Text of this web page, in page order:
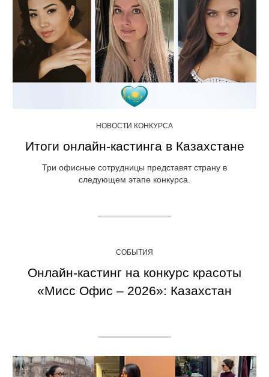
НОВОСТИ КОНКУРСА
Итоги онлайн-кастинга в Казахстане
Три офисные сотрудницы представят страну в
следующем этапе конкурса.
СОБЫТИЯ
Онлайн-кастинг на конкурс красоты
«Мисс Офис – 2026»: Казахстан